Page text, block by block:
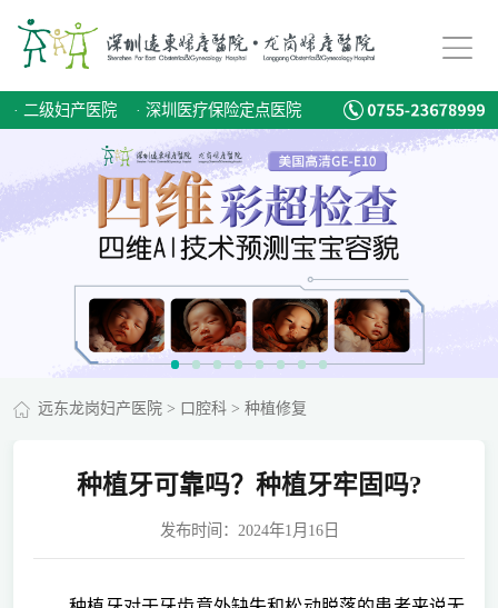
· 二级妇产医院 · 深圳医疗保险定点医院
远东龙岗妇产医院> 口腔科> 种植修复
种植牙可靠吗？种植牙牢固吗?
发布时间：2024年1月16日